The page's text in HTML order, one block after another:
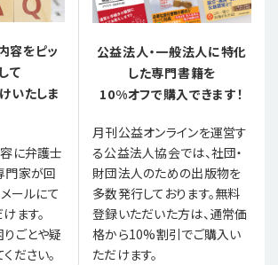
容をピッ
て
いたしま
に弁護士
門家が回
ールにて
ます。
ごとや疑
ださい。
公益法人・一般法人に特化
した専門書籍を
10%オフで購入できます！
月刊公益オンラインを運営す
る公益法人協会では、社団・
財団法人のための出版物を
多数発行しております。無料
登録いただいた方は、通常価
格から10%割引でご購入い
ただけます。